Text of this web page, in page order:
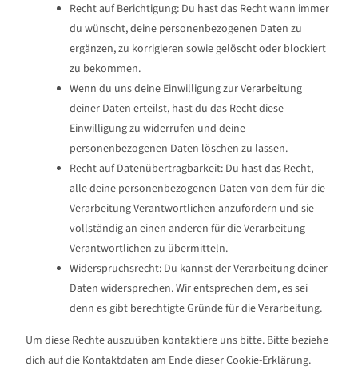
Recht auf Berichtigung: Du hast das Recht wann immer
du wünscht, deine personenbezogenen Daten zu
ergänzen, zu korrigieren sowie gelöscht oder blockiert
zu bekommen.
Wenn du uns deine Einwilligung zur Verarbeitung
deiner Daten erteilst, hast du das Recht diese
Einwilligung zu widerrufen und deine
personenbezogenen Daten löschen zu lassen.
Recht auf Datenübertragbarkeit: Du hast das Recht,
alle deine personenbezogenen Daten von dem für die
Verarbeitung Verantwortlichen anzufordern und sie
vollständig an einen anderen für die Verarbeitung
Verantwortlichen zu übermitteln.
Widerspruchsrecht: Du kannst der Verarbeitung deiner
Daten widersprechen. Wir entsprechen dem, es sei
denn es gibt berechtigte Gründe für die Verarbeitung.
Um diese Rechte auszuüben kontaktiere uns bitte. Bitte beziehe
dich auf die Kontaktdaten am Ende dieser Cookie-Erklärung.